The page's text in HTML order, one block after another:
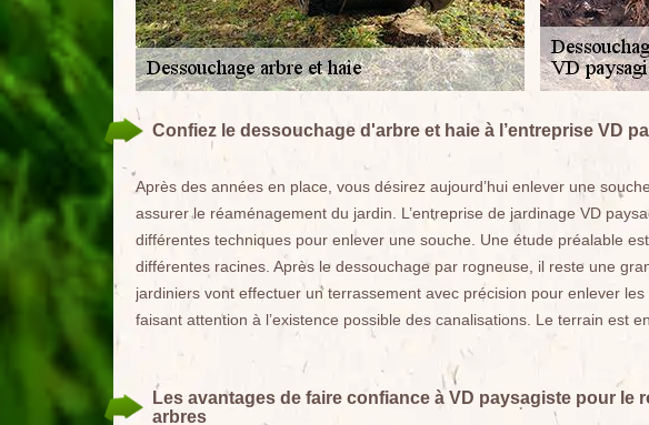
Confiez le dessouchage d'arbre et haie à l’entreprise VD
Après des années en place, vous désirez aujourd’hui enlever une
assurer le réaménagement du jardin. L’entreprise de jardinage VD
différentes techniques pour enlever une souche. Une étude préalable
différentes racines. Après le dessouchage par rogneuse, il reste une
jardiniers vont effectuer un terrassement avec précision pour enlever
faisant attention à l’existence possible des canalisations. Le terrain est
Les avantages de faire confiance à VD paysagiste pour le
arbres